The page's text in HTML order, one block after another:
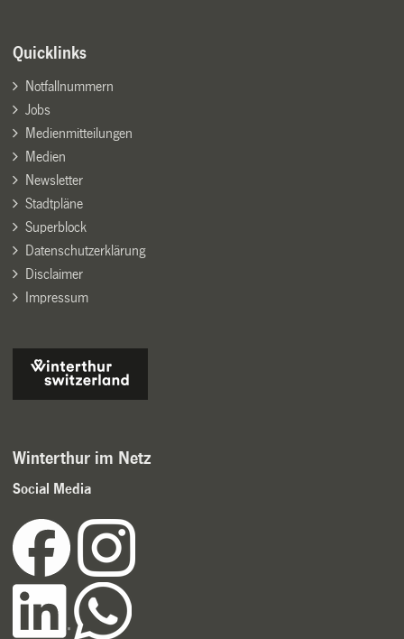
Quicklinks
Notfallnummern
Jobs
Medienmitteilungen
Medien
Newsletter
Stadtpläne
Superblock
Datenschutzerklärung
Disclaimer
Impressum
Winterthur im Netz
Social Media